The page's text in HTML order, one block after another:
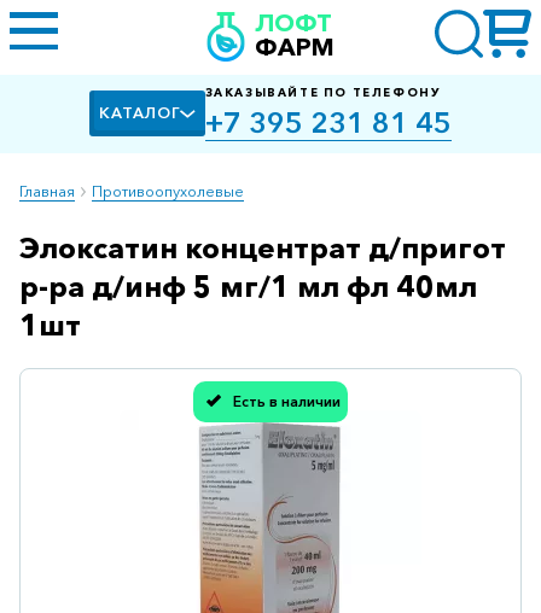
ЛОФТ
ФАРМ
КАТАЛОГ
ЗАКАЗЫВАЙТЕ ПО ТЕЛЕФОНУ
+7 395 231 81 45
Главная Противоопухолевые
Алкоголизм,
курение
Альцгеймера
болезнь
Антибактериальные
Элоксатин концентрат д/пригот
р-ра д/инф 5 мг/1 мл фл 40мл
1шт
Есть в наличии
Спасибо, мы учли Вашу оценку!